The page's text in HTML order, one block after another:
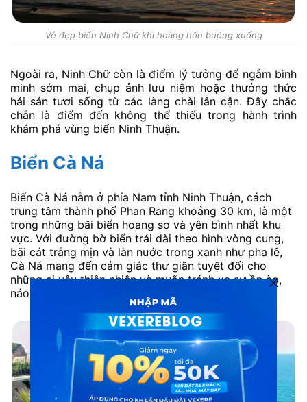
Vẻ đẹp biển Ninh Chữ khi hoàng hôn buông xuống
Ngoài ra, Ninh Chữ còn là điểm lý tưởng để ngắm bình
minh sớm mai, chụp ảnh lưu niệm hoặc thưởng thức
hải sản tươi sống từ các làng chài lân cận. Đây chắc
chắn là điểm đến không thể thiếu trong hành trình
khám phá vùng biển Ninh Thuận.
Biển Cà Ná
Biển Cà Ná nằm ở phía Nam tỉnh Ninh Thuận, cách
trung tâm thành phố Phan Rang khoảng 30 km, là một
trong những bãi biển hoang sơ và yên bình nhất khu
vực. Với đường bờ biển trải dài theo hình vòng cung,
bãi cát trắng mịn và làn nước trong xanh như pha lê,
Cà Ná mang đến cảm giác thư giãn tuyệt đối cho
những ai yêu thiên nhiên và muốn tránh xa sự ồn ào,
náo nhiệt của các khu du lịch đông đúc.